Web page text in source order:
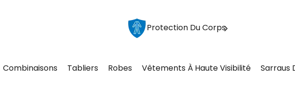
Protection Du Corps
Combinaisons Tabliers Robes Vêtements À Haute Visibilité Sarraus